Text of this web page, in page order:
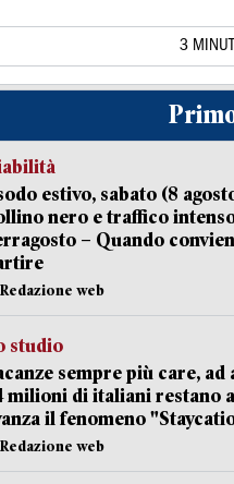
3
estivo, sabato (8
nero e traffico
– Quando
web
studio
sempre più care, ad
milioni di italiani restano
il fenomeno
web